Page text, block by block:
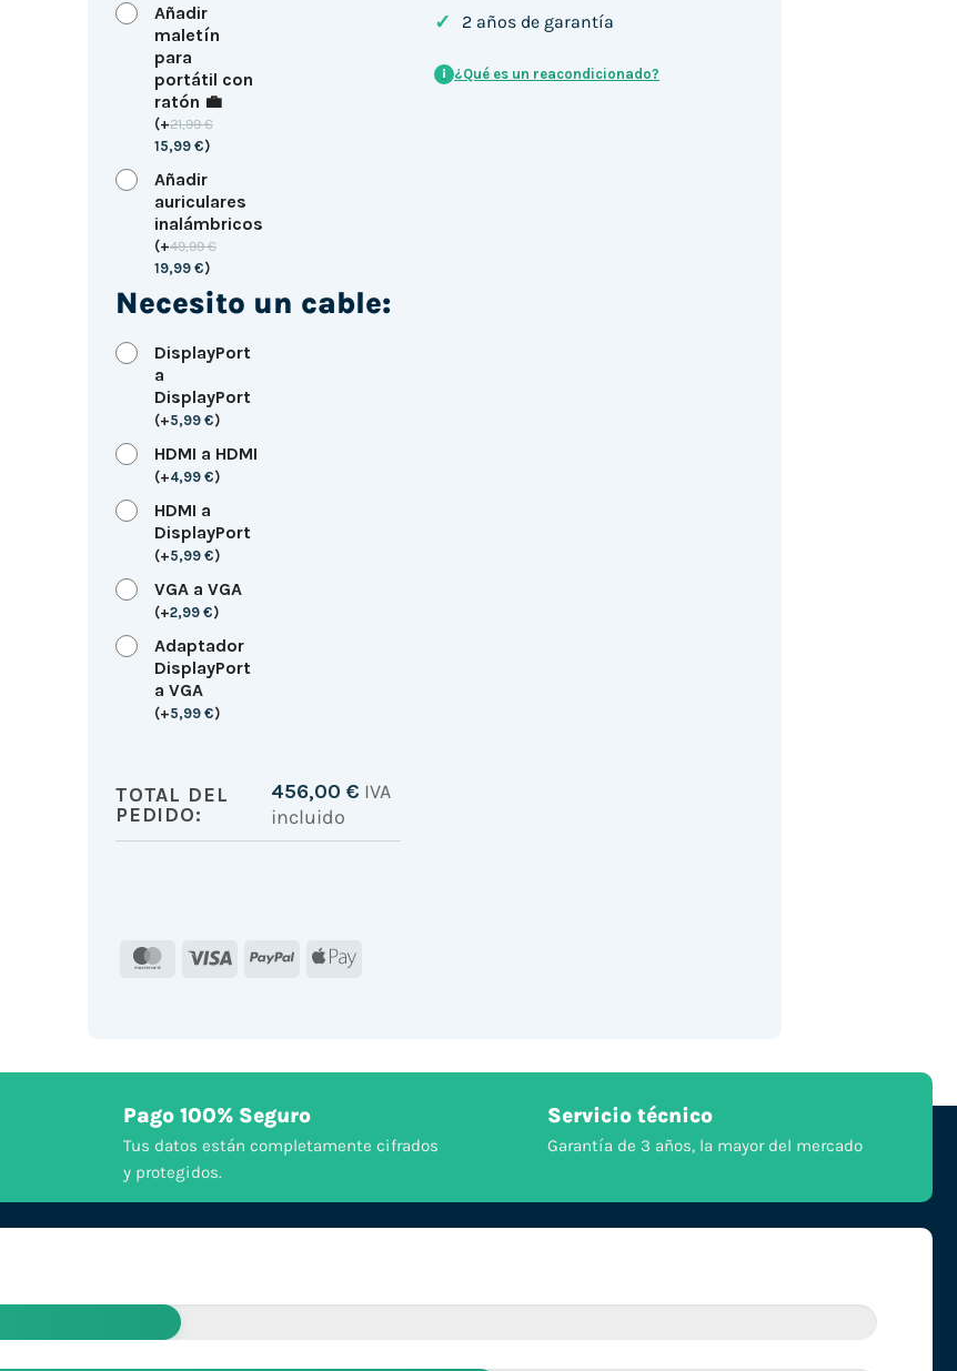
Añadir
maletín
para
portátil con
ratón 💼
(+21,99€
15,99 €)
Añadir
auriculares
inalámbricos
(+49,99€
19,99 €)
Necesito un cable:
DisplayPort
a
DisplayPort
(+5,99 €)
HDMI a HDMI
(+4,99 €)
HDMI a
DisplayPort
(+5,99 €)
VGA a VGA
(+2,99 €)
Adaptador
DisplayPort
a VGA
(+5,99 €)
TOTAL DEL
PEDIDO:
456,00 € IVA
incluido
MasterCard
Visa PayPal Apple
✓ 2 años de garantía
i ¿Qué es un reacondicionado?
Pago 100% Seguro
Tus datos están completamente cifrados
y protegidos.
Servicio técnico
Garantía de 3 años, la mayor del mercado